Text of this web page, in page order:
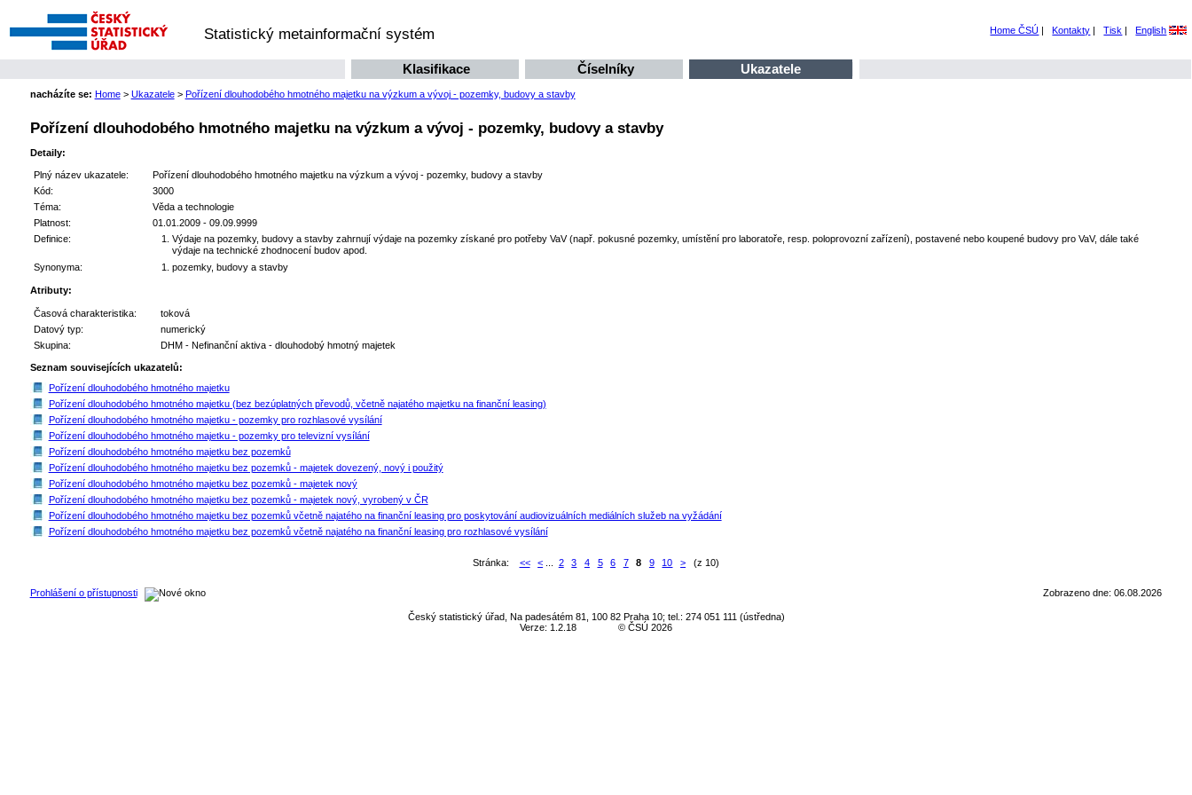
Statistický metainformační systém Home ČSÚ | Kontakty | Tisk | English
Klasifikace Číselníky Ukazatele
nacházíte se: Home> Ukazatele > Pořízení dlouhodobého hmotného majetku na výzkum a vývoj - pozemky, budovy a stavby
Pořízení dlouhodobého hmotného majetku na výzkum a vývoj - pozemky, budovy a stavby
Detaily:
Plný název ukazatele:
Pořízení dlouhodobého hmotného majetku na výzkum a vývoj - pozemky, budovy a stavby
Kód:
3000
Téma:
Věda a technologie
Platnost:
01.01.2009 - 09.09.9999
Definice:
Výdaje na pozemky, budovy a stavby zahrnují výdaje na pozemky získané pro potřeby VaV (např. pokusné pozemky, umístění pro laboratoře, resp. poloprovozní zařízení), postavené nebo koupené budovy pro VaV, dále také
výdaje na technické zhodnocení budov apod.
Synonyma:
pozemky, budovy a stavby
Atributy:
Časová charakteristika:
toková
Datový typ:
numerický
Skupina:
DHM - Nefinanční aktiva - dlouhodobý hmotný majetek
Seznam souvisejících ukazatelů:
Pořízení dlouhodobého hmotného majetku
Pořízení dlouhodobého hmotného majetku (bez bezúplatných převodů, včetně najatého majetku na finanční leasing)
Pořízení dlouhodobého hmotného majetku - pozemky pro rozhlasové vysílání
Pořízení dlouhodobého hmotného majetku - pozemky pro televizní vysílání
Pořízení dlouhodobého hmotného majetku bez pozemků
Pořízení dlouhodobého hmotného majetku bez pozemků - majetek dovezený, nový i použitý
Pořízení dlouhodobého hmotného majetku bez pozemků - majetek nový
Pořízení dlouhodobého hmotného majetku bez pozemků - majetek nový, vyrobený v ČR
Pořízení dlouhodobého hmotného majetku bez pozemků včetně najatého na finanční leasing pro poskytování audiovizuálních mediálních služeb na vyžádání
Pořízení dlouhodobého hmotného majetku bez pozemků včetně najatého na finanční leasing pro rozhlasové vysílání
Stránka: << < 2 3 4 5 6 7 8 9 10 > (z 10)
Prohlášení o přístupnosti Zobrazeno dne: 06.08.2026
Český statistický úřad, Na padesátém 81, 100 82 Praha 10; tel.: 274 051 111 (ústředna)
Verze: 1.2.18
© ČSÚ 2026